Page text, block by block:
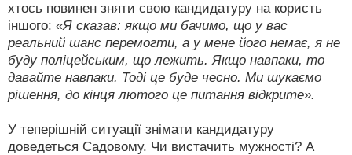
хтось повинен зняти свою кандидатуру на користь
іншого: «Я сказав: якщо ми бачимо, що у вас
реальний шанс перемогти, а у мене його немає, я не
буду поліцейським, що лежить. Якщо навпаки, то
давайте навпаки. Тоді це буде чесно. Ми шукаємо
рішення, до кінця лютого це питання відкрите».
У теперішній ситуації знімати кандидатуру
доведеться Садовому. Чи вистачить мужності? А